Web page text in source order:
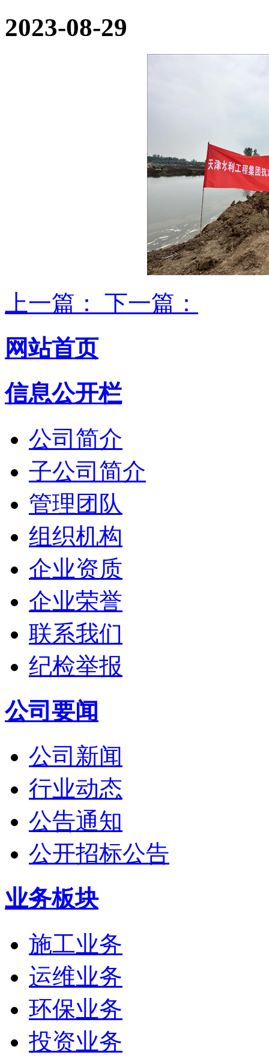
2023-08-29
上一篇： 下一篇：
网站首页
信息公开栏
公司简介
子公司简介
管理团队
组织机构
企业资质
企业荣誉
联系我们
纪检举报
公司要闻
公司新闻
行业动态
公告通知
公开招标公告
业务板块
施工业务
运维业务
环保业务
投资业务